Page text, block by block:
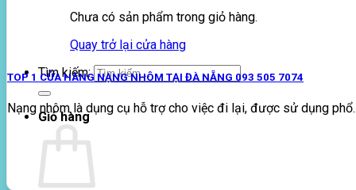
Chưa có sản phẩm trong giỏ hàng.
Quay trở lại cửa hàng
Tìm kiếm:
Giỏ hàng
TOP 1 CỬA HÀNG NẠNG NHÔM TẠI ĐÀ NẴNG 093 505 7074
Nạng nhôm là dụng cụ hỗ trợ cho việc đi lại, được sử dụng